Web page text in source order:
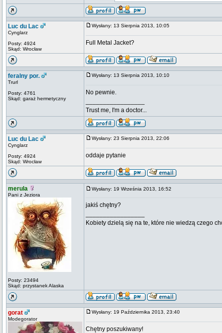
Luc du Lac
Cynglarz
Posty: 4924
Skąd: Wrocław
Wysłany: 13 Sierpnia 2013, 10:05
Full Metal Jacket?
feralny por.
Trurl
Posty: 4761
Skąd: garaż hermetyczny
Wysłany: 13 Sierpnia 2013, 10:10
No pewnie.
Trust me, I'm a doctor...
Luc du Lac
Cynglarz
Posty: 4924
Skąd: Wrocław
Wysłany: 23 Sierpnia 2013, 22:06
oddaje pytanie
merula
Pani z Jeziora
Posty: 23494
Skąd: przystanek Alaska
Wysłany: 19 Września 2013, 16:52
jakiś chętny?
Kobiety dzielą się na te, które nie wiedzą czego
gorat
Modegorator
Wysłany: 19 Października 2013, 23:40
Chętny poszukiwany!